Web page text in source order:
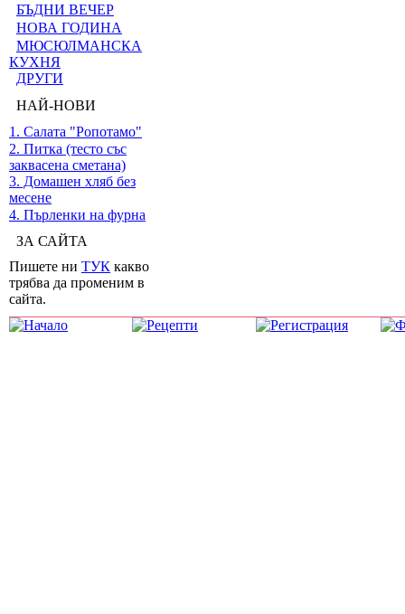
БЪДНИ ВЕЧЕР
НОВА ГОДИНА
МЮСЮЛМАНСКА
КУХНЯ
ДРУГИ
НАЙ-НОВИ
1. Салата "Ропотамо"
2. Питка (тесто със
заквасена сметана)
3. Домашен хляб без
месене
4. Пърленки на фурна
ЗА САЙТА
Пишете ни ТУК какво
трябва да променим в
сайта.